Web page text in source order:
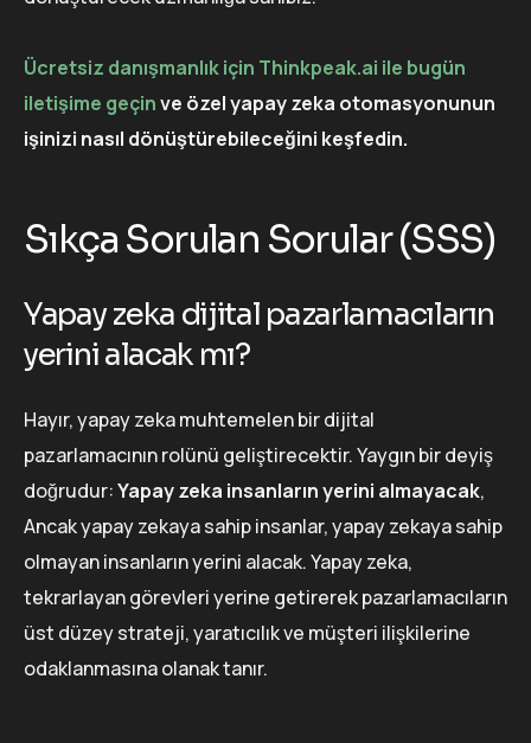
Ücretsiz danışmanlık için Thinkpeak.ai ile bugün
iletişime geçinve özel yapay zeka otomasyonunun
işinizi nasıl dönüştürebileceğini keşfedin.
Sıkça Sorulan Sorular (SSS)
Yapay zeka dijital pazarlamacıların
yerini alacak mı?
Hayır, yapay zeka muhtemelen bir dijital
pazarlamacının rolünü geliştirecektir. Yaygın bir deyiş
doğrudur:Yapay zeka insanların yerini almayacak,
Ancak yapay zekaya sahip insanlar, yapay zekaya sahip
olmayan insanların yerini alacak. Yapay zeka,
tekrarlayan görevleri yerine getirerek pazarlamacıların
üst düzey strateji, yaratıcılık ve müşteri ilişkilerine
odaklanmasına olanak tanır.